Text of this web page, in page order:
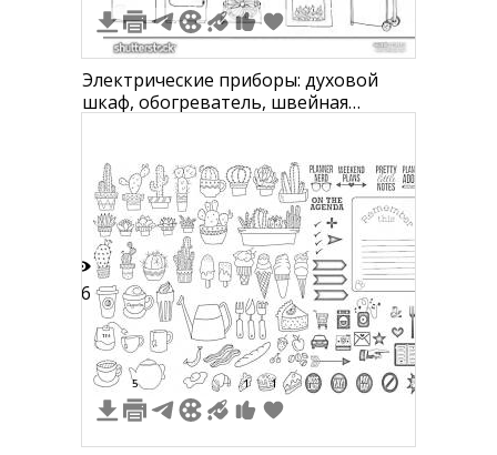
Электрические приборы: духовой
шкаф, обогреватель, швейная
микроволновая печь, электрическая
печь, кондиционер, пылесос,
посудомоечная машина, кофеварка,
холодильник, плоский телевизор,
настенный телефон, насто
16
5 1 1